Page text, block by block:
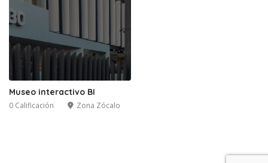
Museo interactivo BI
0 Calificación Zona Zócalo